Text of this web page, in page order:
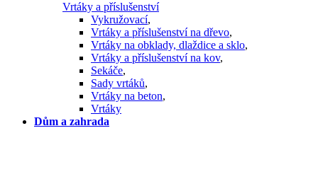
Vrtáky a příslušenství
Vykružovací,
Vrtáky a příslušenství na dřevo,
Vrtáky na obklady, dlaždice a sklo,
Vrtáky a příslušenství na kov,
Sekáče,
Sady vrtáků,
Vrtáky na beton,
Vrtáky
Dům a zahrada